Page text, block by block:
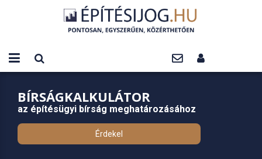
BÍRSÁGKALKULÁTOR
az építésügyi bírság meghatározásához
Érdekel